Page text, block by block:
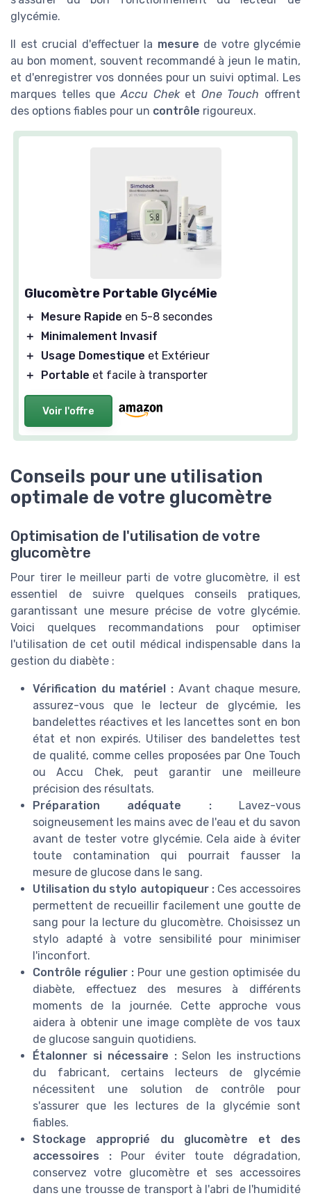
glycémie.
Il est crucial d'effectuer la mesure de votre glycémie
au bon moment, souvent recommandé à jeun le matin,
et d'enregistrer vos données pour un suivi optimal. Les
marques telles que Accu Cheket One Touch offrent
des options fiables pour un contrôle rigoureux.
Glucomètre Portable GlycéMie
＋ Mesure Rapide en 5-8 secondes
＋
Minimalement Invasif
＋
Usage Domestique et Extérieur
＋
Portable et facile à transporter
Voir l'offre
Conseils pour une utilisation
optimale de votre glucomètre
Optimisation de l'utilisation de votre
glucomètre
Pour tirer le meilleur parti de votre glucomètre, il est
essentiel de suivre quelques conseils pratiques,
garantissant une mesure précise de votre glycémie.
Voici quelques recommandations pour optimiser
l'utilisation de cet outil médical indispensable dans la
gestion du diabète :
Vérification du matériel : Avant chaque mesure,
assurez-vous que le lecteur de glycémie, les
bandelettes réactives et les lancettes sont en bon
état et non expirés. Utiliser des bandelettes test
de qualité, comme celles proposées par One Touch
ou Accu Chek, peut garantir une meilleure
précision des résultats.
Préparation adéquate :Lavez-vous
soigneusement les mains avec de l'eau et du savon
avant de tester votre glycémie. Cela aide à éviter
toute contamination qui pourrait fausser la
mesure de glucose dans le sang.
Utilisation du stylo autopiqueur :Ces accessoires
permettent de recueillir facilement une goutte de
sang pour la lecture du glucomètre. Choisissez un
stylo adapté à votre sensibilité pour minimiser
l'inconfort.
Contrôle régulier : Pour une gestion optimisée du
diabète, effectuez des mesures à différents
moments de la journée. Cette approche vous
aidera à obtenir une image complète de vos taux
de glucose sanguin quotidiens.
Étalonner si nécessaire :Selon les instructions
du fabricant, certains lecteurs de glycémie
nécessitent une solution de contrôle pour
s'assurer que les lectures de la glycémie sont
fiables.
Stockage approprié du glucomètre et des
accessoires :Pour éviter toute dégradation,
conservez votre glucomètre et ses accessoires
dans une trousse de transport à l'abri de l'humidité